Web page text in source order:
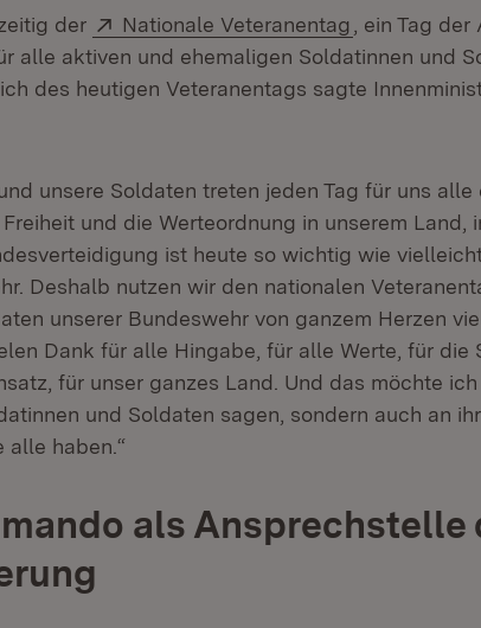
der Extern:
Nationale Veteranentag (Öffnet in
, ein Tag
alle aktiven und ehemaligen Soldatinnen und
neuem Fenster)
des heutigen Veteranentags sagte
unsere Soldaten treten jeden Tag für uns alle
und die Werteordnung in unserem Land,
ist heute so wichtig wie
Deshalb nutzen wir den nationalen
unserer Bundeswehr von ganzem Herzen
Dank für alle Hingabe, für alle Werte, für die
für unser ganzes Land. Und das möchte
und Soldaten sagen, sondern auch an
alle haben.“
als Ansprechstelle